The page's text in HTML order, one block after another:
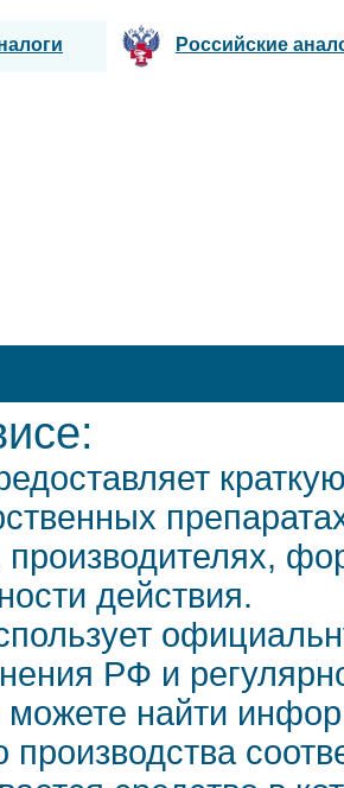
Российские
производителях,
действия.
РФ и
найти
производства